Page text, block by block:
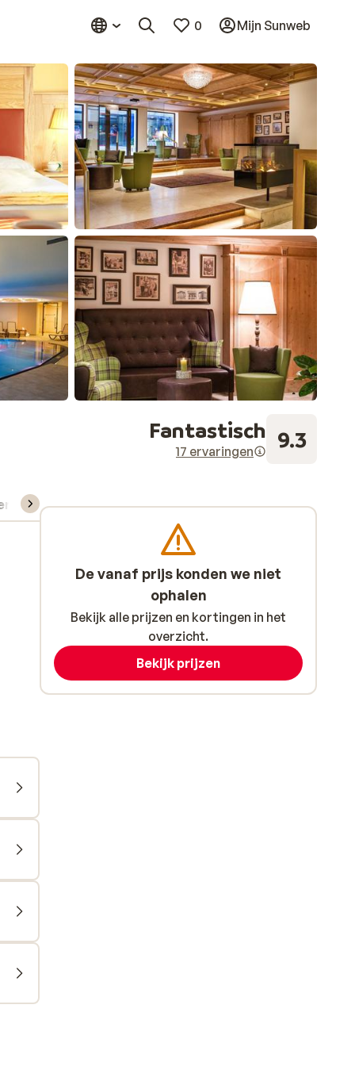
0 Mijn Sunweb
Fantastisch
17 ervaringen 9.3
De vanaf prijs konden we niet
ophalen
Bekijk alle prijzen en kortingen in het
overzicht.
Bekijk prijzen